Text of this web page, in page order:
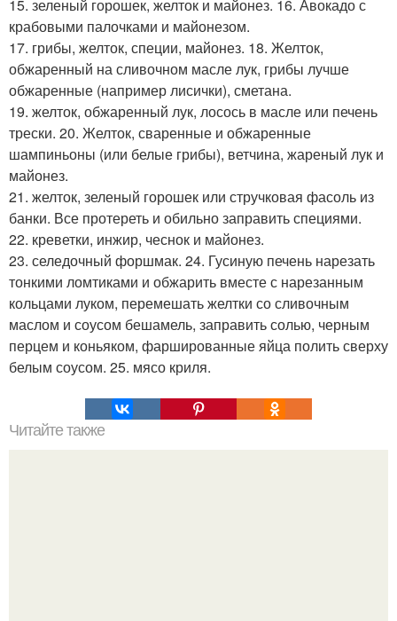
15. зеленый горошек, желток и майонез. 16. Авокадо с
крабовыми палочками и майонезом.
17. грибы, желток, специи, майонез. 18. Желток,
обжаренный на сливочном масле лук, грибы лучше
обжаренные (например лисички), сметана.
19. желток, обжаренный лук, лосось в масле или печень
трески. 20. Желток, сваренные и обжаренные
шампиньоны (или белые грибы), ветчина, жареный лук и
майонез.
21. желток, зеленый горошек или стручковая фасоль из
банки. Все протереть и обильно заправить специями.
22. креветки, инжир, чеснок и майонез.
23. селедочный форшмак. 24. Гусиную печень нарезать
тонкими ломтиками и обжарить вместе с нарезанным
кольцами луком, перемешать желтки со сливочным
маслом и соусом бешамель, заправить солью, черным
перцем и коньяком, фаршированные яйца полить сверху
белым соусом. 25. мясо криля.
Читайте также